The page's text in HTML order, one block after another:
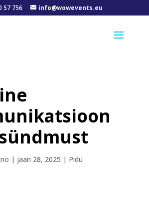
57 756 info@wowevents.eu
| jaan 28, 2025 | Pidu